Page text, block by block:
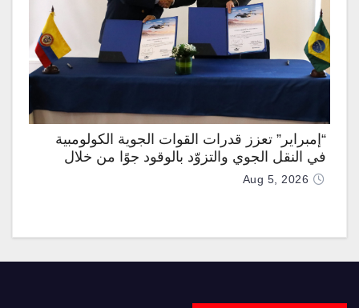
“إمبراير” تعزز قدرات القوات الجوية الكولومبية
في النقل الجوي والتزوّد بالوقود جوًا من خلال
تزويدها بطائرتي “كيه سي-390 ميلينيوم”
Aug 5, 2026